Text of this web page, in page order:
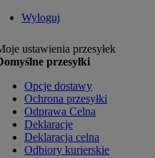
Wyloguj
ustawienia przesyłek
przesyłki
Opcje dostawy
Ochrona przesyłki
Odprawa Celna
Deklaracje
Deklaracja celna
Odbiory kurierskie